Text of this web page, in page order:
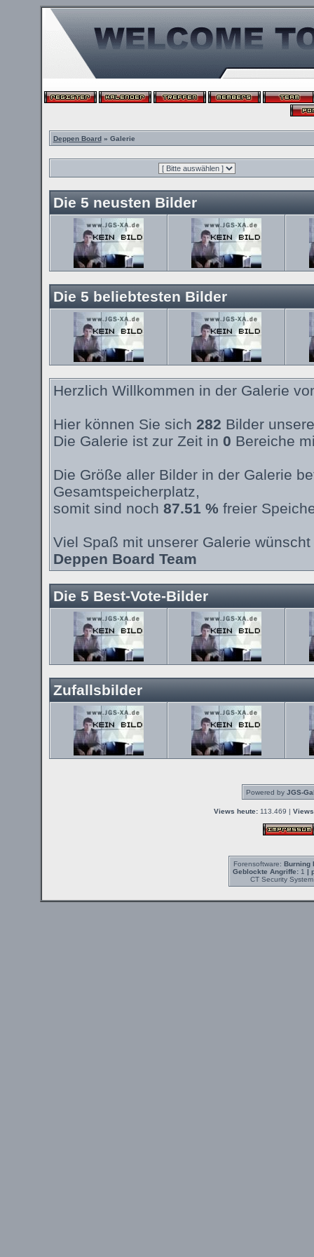
Deppen Board» Galerie
Die 5 neusten Bilder
Die 5 beliebtesten Bilder
Herzlich Willkommen in der Galerie
Hier können Sie sich 282 Bilder
Die Galerie ist zur Zeit in 0 Bereiche
Die Größe aller Bilder in der Galerie
Gesamtspeicherplatz,
somit sind noch 87.51 % freier
Viel Spaß mit unserer Galerie
Deppen Board Team
Die 5 Best-Vote-Bilder
Zufallsbilder
Powered by JGS-
Views heute:113.469 |
Forensoftware: Burning
Geblockte Angriffe:1 |
CT Security